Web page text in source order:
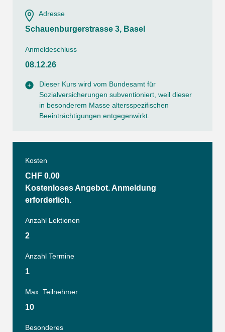
Adresse
Schauenburgerstrasse 3, Basel
Anmeldeschluss
08.12.26
Dieser Kurs wird vom Bundesamt für
Sozialversicherungen subventioniert, weil dieser
in besonderem Masse altersspezifischen
Beeinträchtigungen entgegenwirkt.
Kosten
CHF 0.00
Kostenloses Angebot. Anmeldung
erforderlich.
Anzahl Lektionen
2
Anzahl Termine
1
Max. Teilnehmer
10
Besonderes